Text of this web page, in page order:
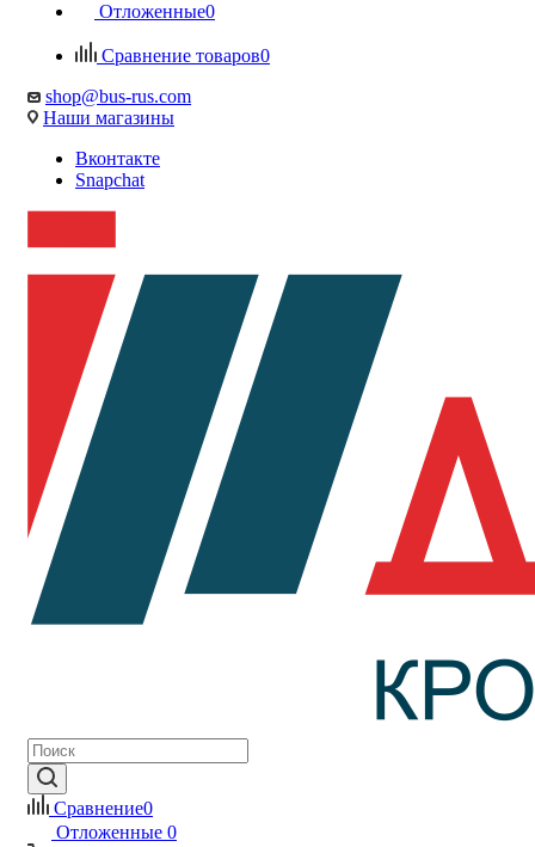
Отложенные0
Сравнение товаров0
shop@bus-rus.com
Наши магазины
Вконтакте
Snapchat
Сравнение0
Отложенные 0